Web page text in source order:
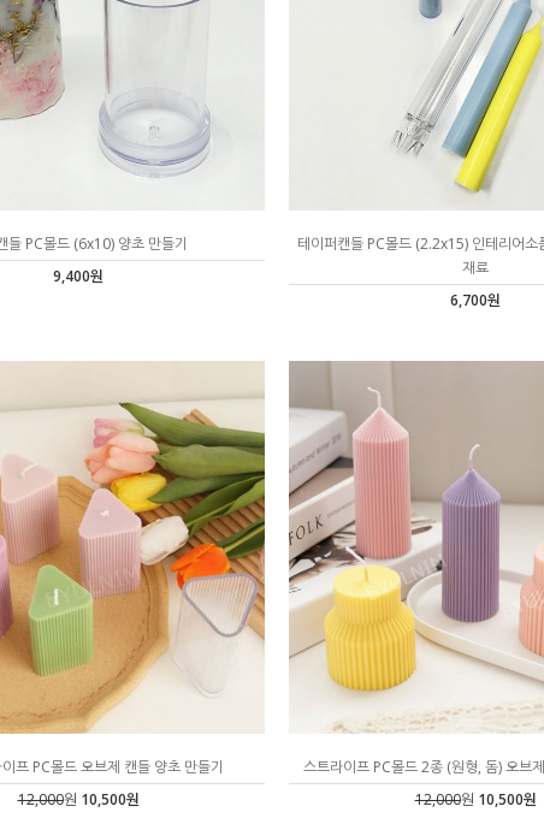
들 PC몰드 (6x10) 양초 만들기
9,400원
테이퍼캔들 PC몰드 (2.2x15) 인테리어소
재료
6,700원
프 PC몰드 오브제 캔들 양초 만들기
12,000원 10,500원
스트라이프 PC몰드 2종 (원형, 돔) 오브
12,000원 10,500원